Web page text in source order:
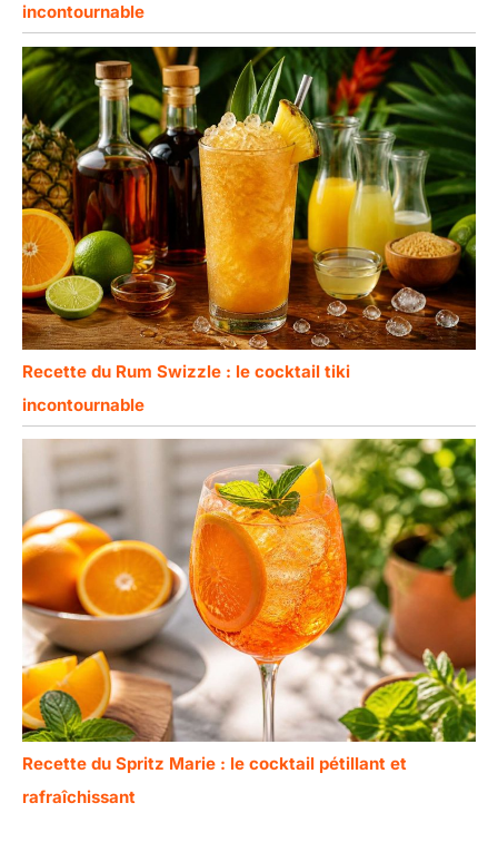
incontournable
Recette du Rum Swizzle : le cocktail tiki
incontournable
Recette du Spritz Marie : le cocktail pétillant et
rafraîchissant